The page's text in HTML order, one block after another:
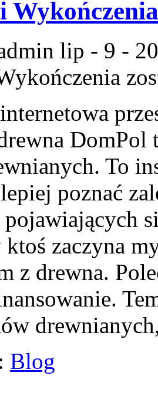
Wykończenia
lip - 9 -
DomPol
To
poznać
zaczyna
z drewna.
Blog